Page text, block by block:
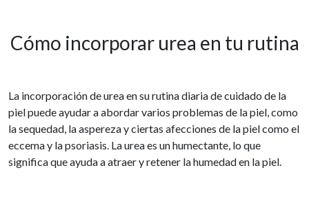
Cómo incorporar urea en tu rutina
La incorporación de urea en su rutina diaria de cuidado de la
piel puede ayudar a abordar varios problemas de la piel, como
la sequedad, la aspereza y ciertas afecciones de la piel como el
eccema y la psoriasis. La urea es un humectante, lo que
significa que ayuda a atraer y retener la humedad en la piel.